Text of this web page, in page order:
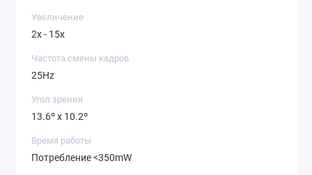
Увеличение
2x - 15x
Частота смены кадров
25Hz
Угол зрения
13.6º x 10.2º
Время работы
Потребление <350mW